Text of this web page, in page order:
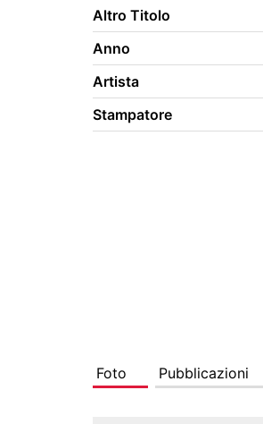
Altro Titolo
Anno
Artista
Stampatore
Foto Pubblicazioni